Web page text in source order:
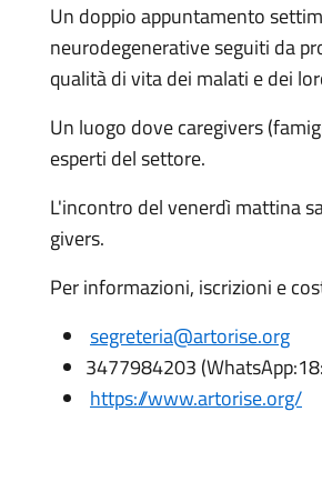
Un doppio appuntamento
neurodegenerative seguiti da
qualità di vita dei malati e dei
Un luogo dove caregivers
esperti del settore.
L'incontro del venerdì mattina
givers.
Per informazioni, iscrizioni e
segreteria@artorise.org
3477984203
https://www.artorise.org/